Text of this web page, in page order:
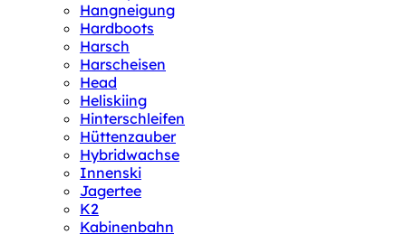
Hangneigung
Hardboots
Harsch
Harscheisen
Head
Heliskiing
Hinterschleifen
Hüttenzauber
Hybridwachse
Innenski
Jagertee
K2
Kabinenbahn